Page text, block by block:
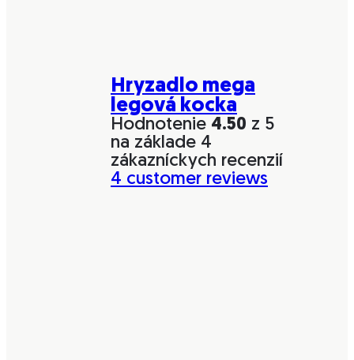
Hryzadlo mega
legová kocka
Hodnotenie 4.50 z 5
na základe 4
zákazníckych recenzií
4 customer reviews